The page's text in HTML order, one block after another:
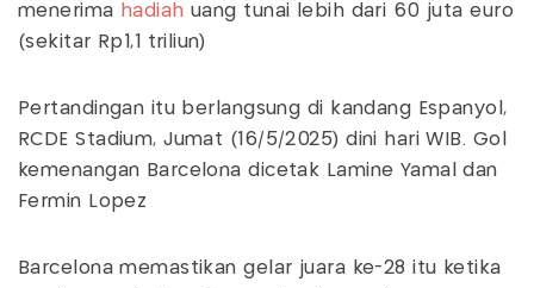
menerima hadiah uang tunai lebih dari 60 juta euro
(sekitar Rp1,1 triliun)
Pertandingan itu berlangsung di kandang Espanyol,
RCDE Stadium, Jumat (16/5/2025) dini hari WIB. Gol
kemenangan Barcelona dicetak Lamine Yamal dan
Fermin Lopez
Barcelona memastikan gelar juara ke-28 itu ketika